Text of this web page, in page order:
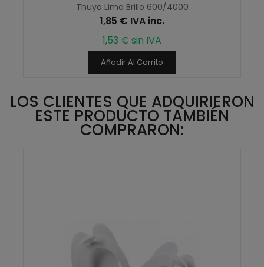
Thuya Lima Brillo 600/4000
1,85 € IVA inc.
1,53 € sin IVA
Añadir Al Carrito
LOS CLIENTES QUE ADQUIRIERON
ESTE PRODUCTO TAMBIÉN
COMPRARON: